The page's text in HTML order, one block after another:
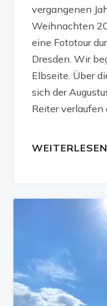
vergangenen
Weihnachten
eine Fototour
Dresden. Wir
Elbseite. Über
sich der
Reiter
WEITERLESEN